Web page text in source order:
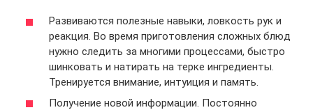
Развиваются полезные навыки, ловкость рук и
реакция. Во время приготовления сложных блюд
нужно следить за многими процессами, быстро
шинковать и натирать на терке ингредиенты.
Тренируется внимание, интуиция и память.
Получение новой информации. Постоянно